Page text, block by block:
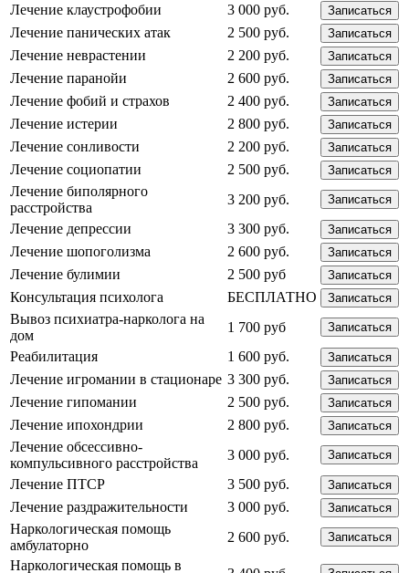
Лечение клаустрофобии 3 000 руб. Записаться
Лечение панических атак 2 500 руб. Записаться
Лечение неврастении 2 200 руб. Записаться
Лечение паранойи 2 600 руб. Записаться
Лечение фобий и страхов 2 400 руб. Записаться
Лечение истерии 2 800 руб. Записаться
Лечение сонливости 2 200 руб. Записаться
Лечение социопатии 2 500 руб. Записаться
Лечение биполярного
расстройства
3 200 руб. Записаться
Лечение депрессии 3 300 руб. Записаться
Лечение шопоголизма 2 600 руб. Записаться
Лечение булимии 2 500 руб Записаться
Консультация психолога БЕСПЛАТНО Записаться
Вывоз психиатра-нарколога на
дом
1 700 руб Записаться
Реабилитация 1 600 руб. Записаться
Лечение игромании в стационаре 3 300 руб. Записаться
Лечение гипомании 2 500 руб. Записаться
Лечение ипохондрии 2 800 руб. Записаться
Лечение обсессивно-
компульсивного расстройства
3 000 руб. Записаться
Лечение ПТСР 3 500 руб. Записаться
Лечение раздражительности 3 000 руб. Записаться
Наркологическая помощь
амбулаторно
2 600 руб. Записаться
Наркологическая помощь в